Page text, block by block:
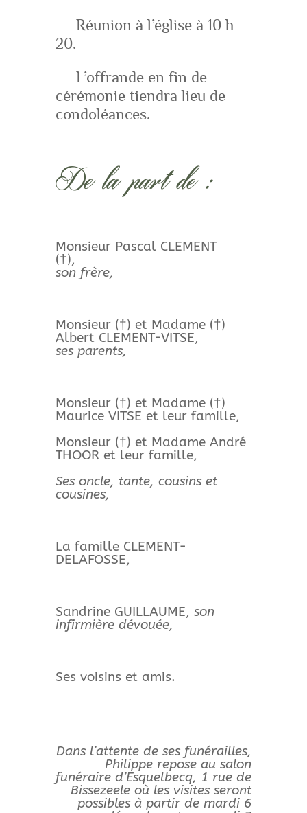
Réunion à l’église à 10 h
20.
L’offrande en fin de
cérémonie tiendra lieu de
condoléances.
De la part de :
Monsieur Pascal CLEMENT
(†),
son frère,
Monsieur (†) et Madame (†)
Albert CLEMENT-VITSE,
ses parents,
Monsieur (†) et Madame (†)
Maurice VITSE et leur famille,
Monsieur (†) et Madame André
THOOR et leur famille,
Ses oncle, tante, cousins et
cousines,
La famille CLEMENT-
DELAFOSSE,
Sandrine GUILLAUME, son
infirmière dévouée,
Ses voisins et amis.
Dans l’attente de ses funérailles,
Philippe repose au salon
funéraire d’Esquelbecq, 1 rue de
Bissezeele où les visites seront
possibles à partir de mardi 6